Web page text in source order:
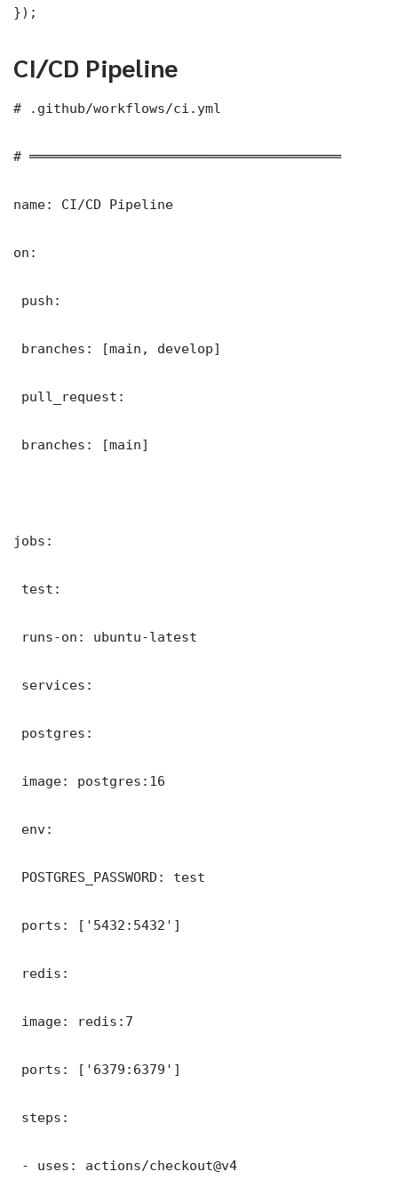
});
CI/CD Pipeline
# .github/workflows/ci.yml
# ═══════════════════════════════════════
name: CI/CD Pipeline
on:
push:
branches: [main, develop]
pull_request:
branches: [main]
jobs:
test:
runs-on: ubuntu-latest
services:
postgres:
image: postgres:16
env:
POSTGRES_PASSWORD: test
ports: ['5432:5432']
redis:
image: redis:7
ports: ['6379:6379']
steps:
- uses: actions/checkout@v4